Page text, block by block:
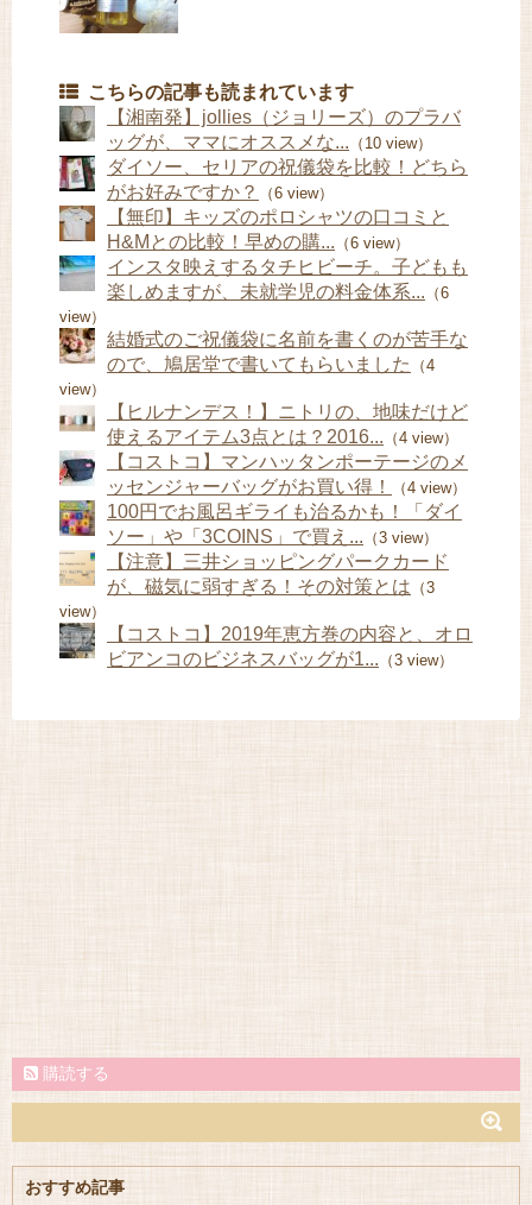
こちらの記事も読まれています
【湘南発】jollies（ジョリーズ）のプラバ
ッグが、ママにオススメな... （10 view）
ダイソー、セリアの祝儀袋を比較！どちら
がお好みですか？
（6 view）
【無印】キッズのポロシャツの口コミと
H&Mとの比較！早めの購... （6 view）
インスタ映えするタチヒビーチ。子どもも
楽しめますが、未就学児の料金体系... （6
view）
結婚式のご祝儀袋に名前を書くのが苦手な
ので、鳩居堂で書いてもらいました
（4
view）
【ヒルナンデス！】ニトリの、地味だけど
使えるアイテム3点とは？2016... （4 view）
【コストコ】マンハッタンポーテージのメ
ッセンジャーバッグがお買い得！
（4 view）
100円でお風呂ギライも治るかも！「ダイ
ソー」や「3COINS」で買え... （3 view）
【注意】三井ショッピングパークカード
が、磁気に弱すぎる！その対策とは （3
view）
【コストコ】2019年恵方巻の内容と、オロ
ビアンコのビジネスバッグが1... （3 view）
購読する
おすすめ記事